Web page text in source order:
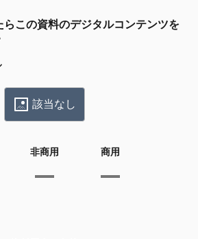
らこの資料のデジタルコンテンツを
該当なし
非商用 商用